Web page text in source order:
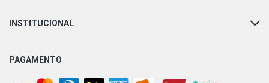
INSTITUCIONAL
PAGAMENTO